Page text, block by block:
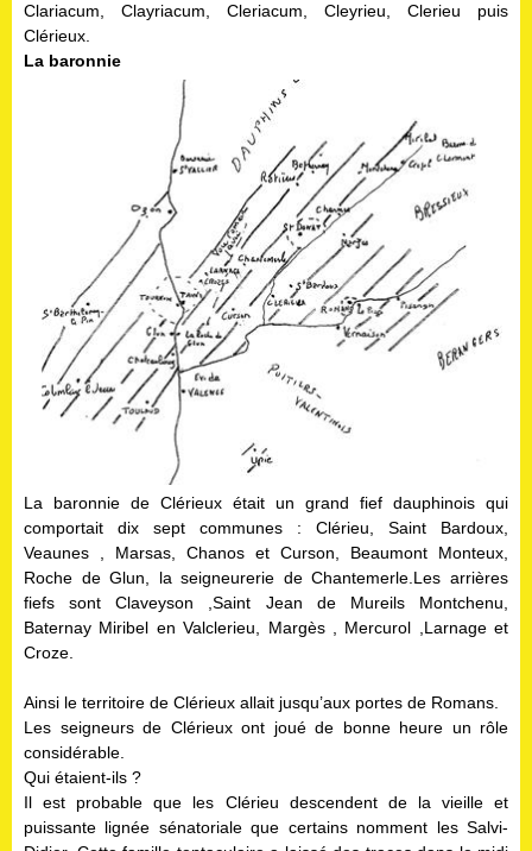
Clariacum, Clayriacum, Cleriacum, Cleyrieu, Clerieu puis
Clérieux.
La baronnie
La baronnie de Clérieux était un grand fief dauphinois qui
comportait dix sept communes : Clérieu, Saint Bardoux,
Veaunes , Marsas, Chanos et Curson, Beaumont Monteux,
Roche de Glun, la seigneurerie de Chantemerle.Les arrières
fiefs sont Claveyson ,Saint Jean de Mureils Montchenu,
Baternay Miribel en Valclerieu, Margès , Mercurol ,Larnage et
Croze.
Ainsi le territoire de Clérieux allait jusqu’aux portes de Romans.
Les seigneurs de Clérieux ont joué de bonne heure un rôle
considérable.
Qui étaient-ils ?
Il est probable que les Clérieu descendent de la vieille et
puissante lignée sénatoriale que certains nomment les Salvi-